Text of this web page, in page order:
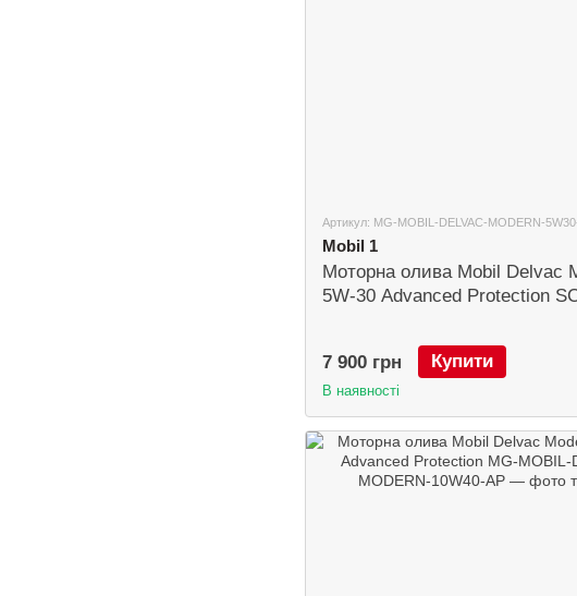
Артикул: MG-MOBIL-DELVAC-MODERN-
Mobil 1
Моторна олива Mobil Delvac
5W-30 Advanced Protection
7 900 грн Купити
В наявності